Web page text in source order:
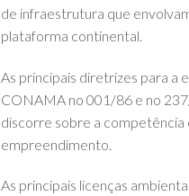
de infraestrutura que
plataforma continental.
As principais diretrizes para a
CONAMA no 001/86 e no
discorre sobre a competência
empreendimento.
As principais licenças